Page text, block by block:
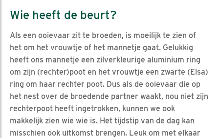
Wie heeft de beurt?
Als een ooievaar zit te broeden, is moeilijk te zien of
het om het vrouwtje of het mannetje gaat. Gelukkig
heeft ons mannetje een zilverkleurige aluminium ring
om zijn (rechter)poot en het vrouwtje een zwarte (Elsa)
ring om haar rechter poot. Dus als de ooievaar die op
het nest over de broedende partner waakt, nou niet zijn
rechterpoot heeft ingetrokken, kunnen we ook
makkelijk zien wie wie is. Het tijdstip van de dag kan
misschien ook uitkomst brengen. Leuk om met elkaar